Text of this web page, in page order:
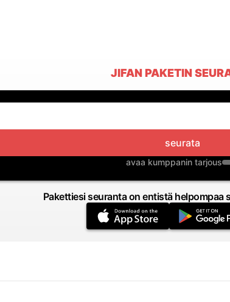
JIFAN PAKETIN
seurata
avaa kumppanin tarjous
Pakettiesi seuranta on entistä helpompaa